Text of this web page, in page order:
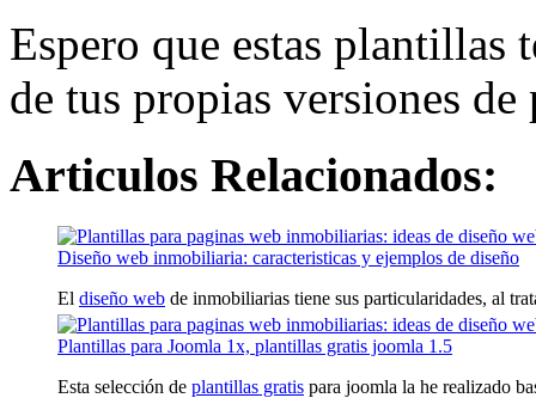
Espero que estas plantillas
de tus propias versiones
Articulos Relacionados:
Diseño web inmobiliaria: caracteristicas y ejemplos de diseño
El diseño web de inmobiliarias tiene sus particularidades, al
Plantillas para Joomla 1x, plantillas gratis joomla 1.5
Esta selección de plantillas gratis para joomla la he realizado